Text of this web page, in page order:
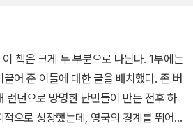
이 책은 크게 두 부분으로 나뉜다. 1부에는
어 준 이들에 대한 글을 배치했다. 존 버
런던으로 망명한 난민들이 만든 전후 하
으로 성장했는데, 영국의 경계를 뛰어넘